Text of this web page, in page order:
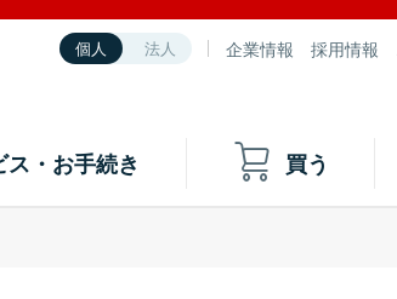
個人 法人 企業情報 採用情報
ス・お手続き 買う